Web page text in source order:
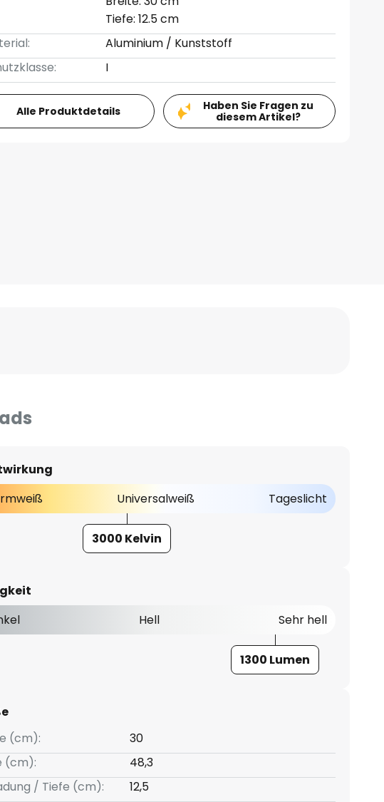
Tiefe: 12.5 cm
Aluminium / Kunststoff
I
Alle Produktdetails
Haben Sie Fragen zu
diesem Artikel?
Universalweiß Tageslicht
3000 Kelvin
Hell Sehr hell
1300 Lumen
(cm):
30
(cm):
48,3
/ Tiefe (cm):
12,5